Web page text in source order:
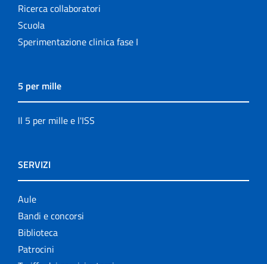
Ricerca collaboratori
Scuola
Sperimentazione clinica fase I
5 per mille
Il 5 per mille e l'ISS
SERVIZI
Aule
Bandi e concorsi
Biblioteca
Patrocini